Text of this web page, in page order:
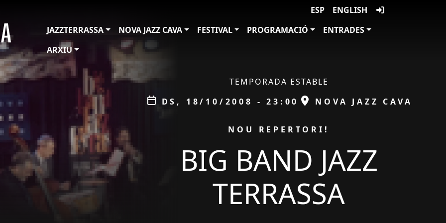
ESP
ENGLISH
JAZZTERRASSA
NOVA JAZZ CAVA FESTIVAL PROGRAMACIÓ
ENTRADES
ARXIU
ÀMBIT
TEMPORADA ESTABLE
Data
DS, 18/10/2008 - 23:00 ESPAI
NOVA JAZZ CAVA
PROMOCIÓ NOU REPERTORI!
BIG BAND JAZZ
TERRASSA